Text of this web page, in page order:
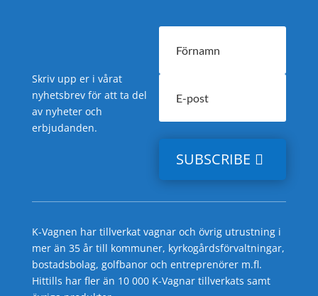
Skriv upp er i vårat
nyhetsbrev för att ta del
av nyheter och
erbjudanden.
SUBSCRIBE
K-Vagnen har tillverkat vagnar och övrig utrustning i
mer än 35 år till kommuner, kyrkogårdsförvaltningar,
bostadsbolag, golfbanor och entreprenörer m.fl.
Hittills har fler än 10 000 K-Vagnar tillverkats samt